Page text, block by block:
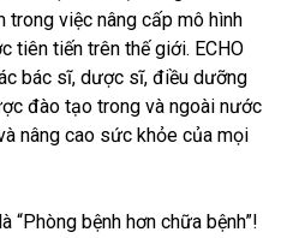
việc nâng cấp mô hình
tiên tiến trên thế giới. ECHO
bác sĩ, dược sĩ, điều dưỡng
đào tạo trong và ngoài nước
nâng cao sức khỏe của mọi
“Phòng bệnh hơn chữa bệnh”!